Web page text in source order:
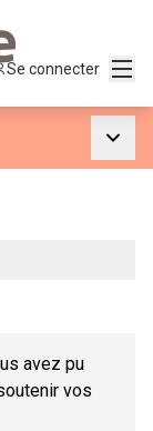
Se connecter
avez pu
vos